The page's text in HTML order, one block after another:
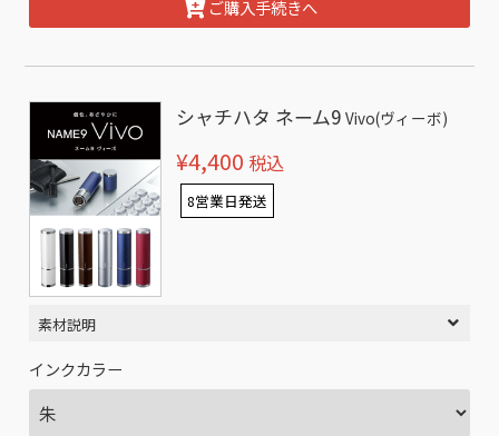
ご購入手続きへ
シャチハタ ネーム9Vivo(ヴィーボ)
¥4,400 税込
8営業日発送
素材説明
インクカラー